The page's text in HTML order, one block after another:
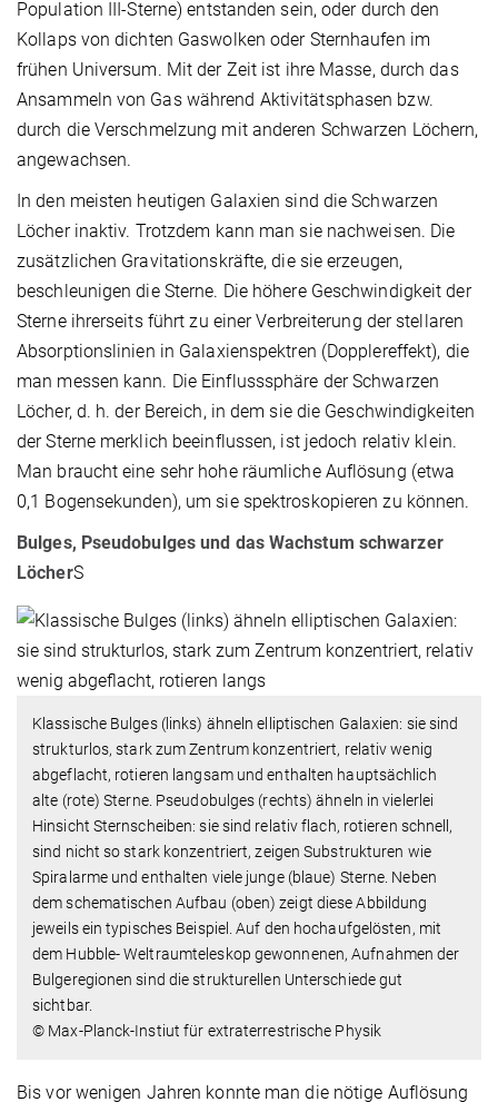
Population III-Sterne) entstanden sein, oder durch den
Kollaps von dichten Gaswolken oder Sternhaufen im
frühen Universum. Mit der Zeit ist ihre Masse, durch das
Ansammeln von Gas während Aktivitätsphasen bzw.
durch die Verschmelzung mit anderen Schwarzen Löchern,
angewachsen.
In den meisten heutigen Galaxien sind die Schwarzen
Löcher inaktiv. Trotzdem kann man sie nachweisen. Die
zusätzlichen Gravitationskräfte, die sie erzeugen,
beschleunigen die Sterne. Die höhere Geschwindigkeit der
Sterne ihrerseits führt zu einer Verbreiterung der stellaren
Absorptionslinien in Galaxienspektren (Dopplereffekt), die
man messen kann. Die Einflusssphäre der Schwarzen
Löcher, d. h. der Bereich, in dem sie die Geschwindigkeiten
der Sterne merklich beeinflussen, ist jedoch relativ klein.
Man braucht eine sehr hohe räumliche Auflösung (etwa
0,1 Bogensekunden), um sie spektroskopieren zu können.
Bulges, Pseudobulges und das Wachstum schwarzer
LöcherS
Klassische Bulges (links) ähneln elliptischen Galaxien: sie sind
strukturlos, stark zum Zentrum konzentriert, relativ wenig
abgeflacht, rotieren langsam und enthalten hauptsächlich
alte (rote) Sterne. Pseudobulges (rechts) ähneln in vielerlei
Hinsicht Sternscheiben: sie sind relativ flach, rotieren schnell,
sind nicht so stark konzentriert, zeigen Substrukturen wie
Spiralarme und enthalten viele junge (blaue) Sterne. Neben
dem schematischen Aufbau (oben) zeigt diese Abbildung
jeweils ein typisches Beispiel. Auf den hochaufgelösten, mit
dem Hubble- Weltraumteleskop gewonnenen, Aufnahmen der
Bulgeregionen sind die strukturellen Unterschiede gut
sichtbar.
© Max-Planck-Instiut für extraterrestrische Physik
Bis vor wenigen Jahren konnte man die nötige Auflösung